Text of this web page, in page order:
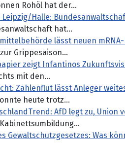
Rohöl hat der...
Leipzig/Halle:
hat...
lässt neuen
Grippesaison...
zeigt Infantinos
mit den...
Zahlenflut lässt Anleger
heute trotz...
AfD legt zu, Union
Gewaltschutzgesetzes: Was